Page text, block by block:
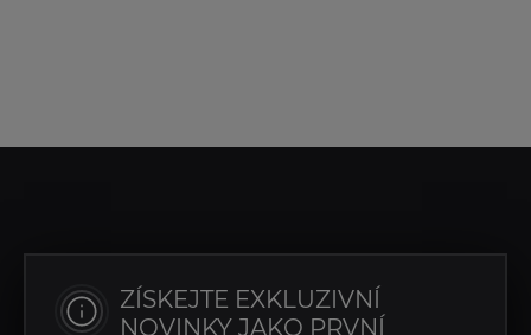
ZÍSKEJTE EXKLUZIVNÍ
NOVINKY JAKO PRVNÍ